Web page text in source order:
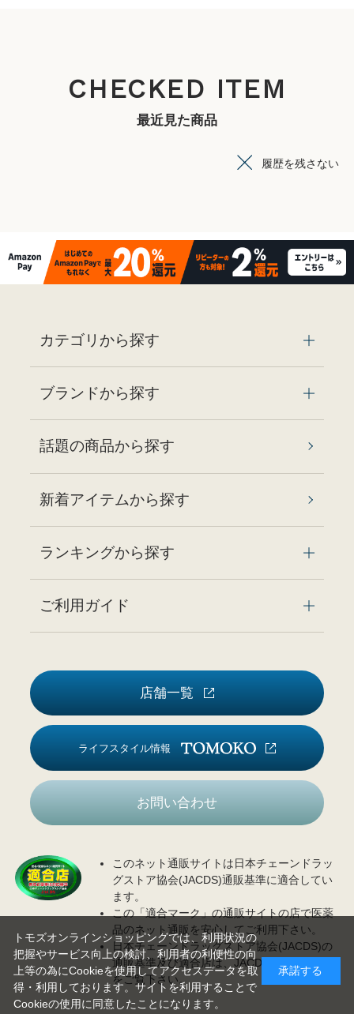
CHECKED ITEM
最近見た商品
履歴を残さない
カテゴリから探す
ブランドから探す
話題の商品から探す
新着アイテムから探す
ランキングから探す
ご利用ガイド
店舗一覧
ライフスタイル情報
お問い合わせ
このネット通販サイトは日本チェーンドラッ
グストア協会(JACDS)通販基準に適合してい
ます。
この「適合マーク」の通販サイトの店で医薬
品のネット通販を安心してご利用下さい。
日本チェーンドラッグストア協会(JACDS)の
通販基準及び適合店は、JACDS
ホームページ
をご覧下さい。
トモズオンラインショッピングでは、利用状況の
把握やサービス向上の検討、利用者の利便性の向
上等の為にCookieを使用してアクセスデータを取
得・利用しております。サイトを利用することで
Cookieの使用に同意したことになります。
承諾する